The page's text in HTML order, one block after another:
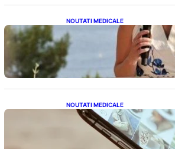
NOUTATI MEDICALE
Nașterea prințesei
alegere plină de
regală britanică
NOUTATI MEDICALE
Revoluția Bateriilor
Avantaje, Provocări și
Energetice